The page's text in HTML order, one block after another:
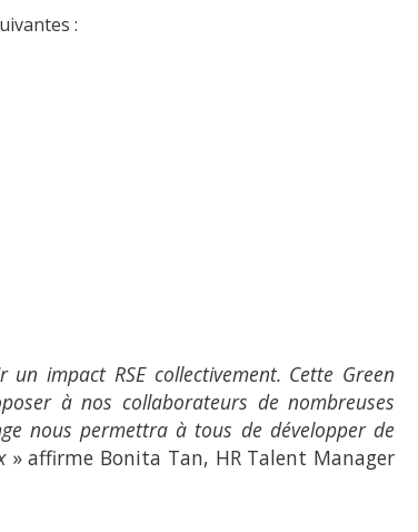
:
impact RSE collectivement. Cette Green
à nos collaborateurs de nombreuses
nous permettra à tous de développer de
» affirme Bonita Tan, HR Talent Manager